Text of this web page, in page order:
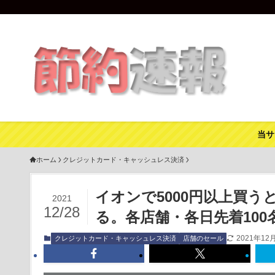
当
ホーム クレジットカード・キャッシュレス決済
イオンで5000円以上買う
る。各店舗・各日先着100
2021
12/28
クレジットカード・キャッシュレス決済 店舗のセール 2021年12